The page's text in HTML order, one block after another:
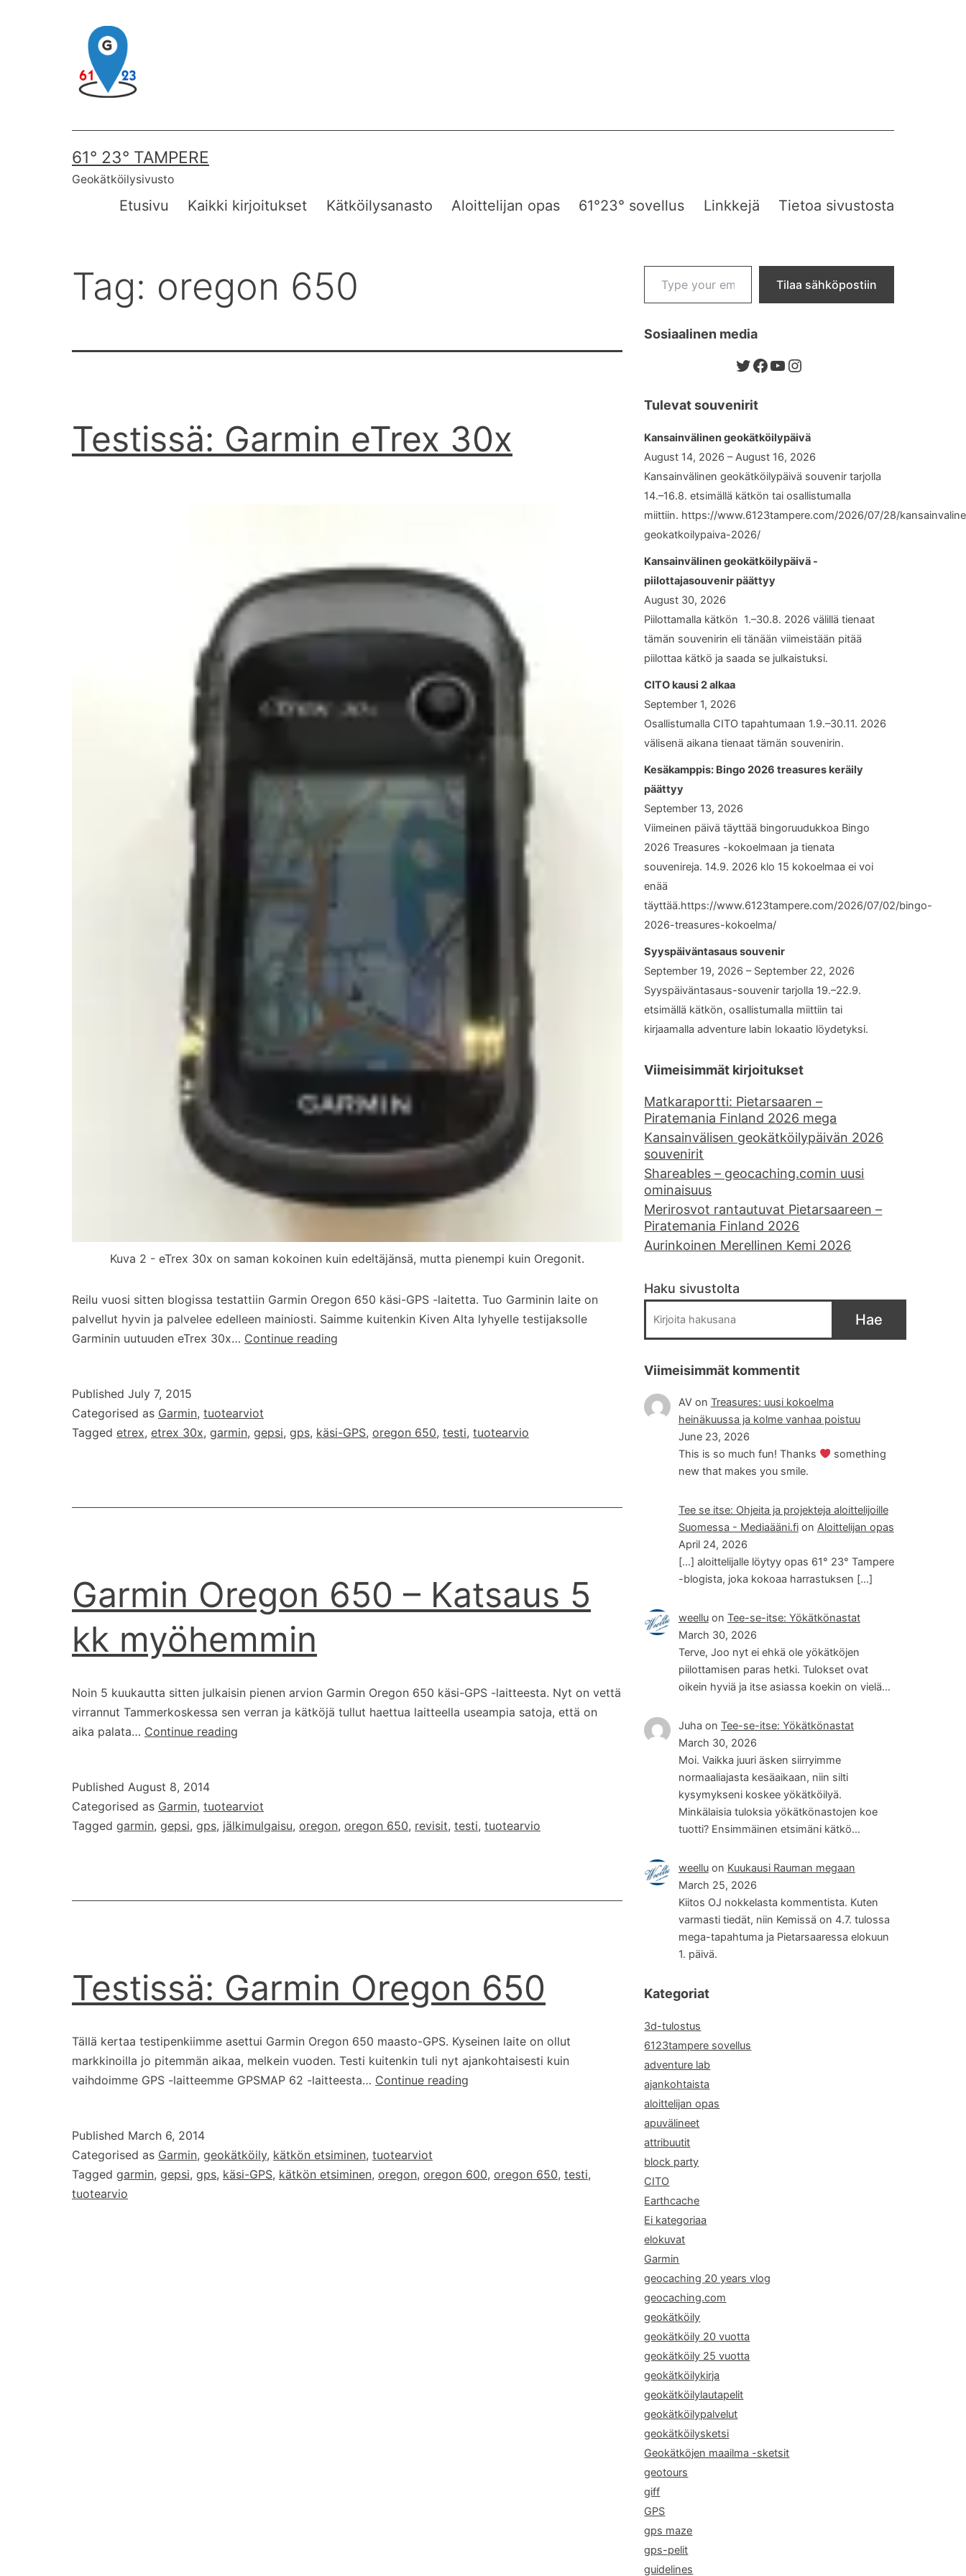
61° 23° TAMPERE
Geokätköilysivusto
Etusivu Kaikki kirjoitukset Kätköilysanasto Aloittelijan opas 61°23° sovellus Linkkejä Tietoa sivustosta
Tag: oregon 650
Testissä: Garmin eTrex 30x
Kuva 2 - eTrex 30x on saman kokoinen kuin edeltäjänsä, mutta pienempi kuin Oregonit.
Reilu vuosi sitten blogissa testattiin Garmin Oregon 650 käsi-GPS -laitetta. Tuo Garminin laite on
palvellut hyvin ja palvelee edelleen mainiosti. Saimme kuitenkin Kiven Alta lyhyelle testijaksolle
Garminin uutuuden eTrex 30x… Continue reading
Published July 7, 2015
Categorised as Garmin, tuotearviot
Tagged etrex, etrex 30x, garmin, gepsi, gps, käsi-GPS, oregon 650, testi, tuotearvio
Garmin Oregon 650 – Katsaus 5
kk myöhemmin
Noin 5 kuukautta sitten julkaisin pienen arvion Garmin Oregon 650 käsi-GPS -laitteesta. Nyt on vettä
virrannut Tammerkoskessa sen verran ja kätköjä tullut haettua laitteella useampia satoja, että on
aika palata… Continue reading
Katsaus
5
Published August 8, 2014
Categorised as Garmin, tuotearviot
Tagged garmin, gepsi, gps, jälkimulgaisu, oregon, oregon 650, revisit, testi, tuotearvio
Testissä: Garmin Oregon 650
Tällä kertaa testipenkiimme asettui Garmin Oregon 650 maasto-GPS. Kyseinen laite on ollut
markkinoilla jo pitemmän aikaa, melkein vuoden. Testi kuitenkin tuli nyt ajankohtaisesti kuin
vaihdoimme GPS -laitteemme GPSMAP 62 -laitteesta… Continue reading
Published March 6, 2014
Categorised as Garmin, geokätköily, kätkön etsiminen, tuotearviot
Tagged garmin, gepsi, gps, käsi-GPS, kätkön etsiminen, oregon, oregon 600, oregon 650, testi,
tuotearvio
Type your email…
Tilaa sähköpostiin
Sosiaalinen media
Twitter
Facebook
YouTube
Instagram
Tulevat souvenirit
Kansainvälinen geokätköilypäivä
August 14, 2026 – August 16, 2026
Kansainvälinen geokätköilypäivä souvenir tarjolla
14.–16.8. etsimällä kätkön tai osallistumalla
miittiin. https://www.6123tampere.com/2026/07/28/
geokatkoilypaiva-2026/
Kansainvälinen geokätköilypäivä -
piilottajasouvenir päättyy
August 30, 2026
Piilottamalla kätkön 1.–30.8. 2026 välillä tienaat
tämän souvenirin eli tänään viimeistään pitää
piilottaa kätkö ja saada se julkaistuksi.
CITO kausi 2 alkaa
September 1, 2026
Osallistumalla CITO tapahtumaan 1.9.–30.11. 2026
välisenä aikana tienaat tämän souvenirin.
Kesäkamppis: Bingo 2026 treasures keräily
päättyy
September 13, 2026
Viimeinen päivä täyttää bingoruudukkoa Bingo
2026 Treasures -kokoelmaan ja tienata
souvenireja. 14.9. 2026 klo 15 kokoelmaa ei voi
enää
täyttää.https://www.6123tampere.com/2026/07/02/bingo-
2026-treasures-kokoelma/
Syyspäiväntasaus souvenir
September 19, 2026 – September 22, 2026
Syyspäiväntasaus-souvenir tarjolla 19.–22.9.
etsimällä kätkön, osallistumalla miittiin tai
kirjaamalla adventure labin lokaatio löydetyksi.
Viimeisimmät kirjoitukset
Matkaraportti: Pietarsaaren –
Piratemania Finland 2026 mega
Kansainvälisen geokätköilypäivän 2026
souvenirit
Shareables – geocaching.comin uusi
ominaisuus
Merirosvot rantautuvat Pietarsaareen –
Piratemania Finland 2026
Aurinkoinen Merellinen Kemi 2026
Haku sivustolta
Hae
Viimeisimmät kommentit
AVon Treasures: uusi kokoelma
heinäkuussa ja kolme vanhaa poistuu
June 23, 2026
This is so much fun! Thanks
something
new that makes you smile.
Tee se itse: Ohjeita ja projekteja aloittelijoille
Suomessa - Mediaääni.fion Aloittelijan opas
April 24, 2026
[…] aloittelijalle löytyy opas 61° 23° Tampere
-blogista, joka kokoaa harrastuksen […]
weelluon Tee-se-itse: Yökätkönastat
March 30, 2026
Terve, Joo nyt ei ehkä ole yökätköjen
piilottamisen paras hetki. Tulokset ovat
oikein hyviä ja itse asiassa koekin on vielä…
Juha on Tee-se-itse: Yökätkönastat
March 30, 2026
Moi. Vaikka juuri äsken siirryimme
normaaliajasta kesäaikaan, niin silti
kysymykseni koskee yökätköilyä.
Minkälaisia tuloksia yökätkönastojen koe
tuotti? Ensimmäinen etsimäni kätkö…
weelluon Kuukausi Rauman megaan
March 25, 2026
Kiitos OJ nokkelasta kommentista. Kuten
varmasti tiedät, niin Kemissä on 4.7. tulossa
mega-tapahtuma ja Pietarsaaressa elokuun
1. päivä.
Kategoriat
3d-tulostus
6123tampere sovellus
adventure lab
ajankohtaista
aloittelijan opas
apuvälineet
attribuutit
block party
CITO
Earthcache
Ei kategoriaa
elokuvat
Garmin
geocaching 20 years vlog
geocaching.com
geokätköily
geokätköily 20 vuotta
geokätköily 25 vuotta
geokätköilykirja
geokätköilylautapelit
geokätköilypalvelut
geokätköilysketsi
Geokätköjen maailma -sketsit
geotours
giff
GPS
gps maze
gps-pelit
guidelines